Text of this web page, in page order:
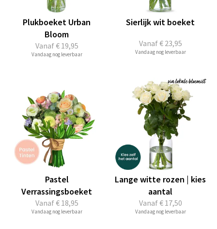
Vanaf€ 19,95
Plukboeket Urban
Bloom
Vandaag nog leverbaar
Vanaf€ 23,95
Sierlijk wit boeket
Vandaag nog leverbaar
Vanaf€ 18,95
Pastel
Verrassingsboeket
Vandaag nog leverbaar
Vanaf€ 17,50
Lange witte rozen | kies
aantal
Vandaag nog leverbaar